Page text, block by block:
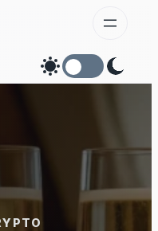
Theme